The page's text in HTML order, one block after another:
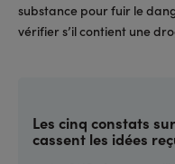
substance pour fuir le
vérifier s’il contient une
Les cinq constats
cassent les idées